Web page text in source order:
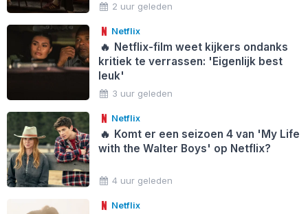
2 uur geleden
Netflix
🔥 Netflix-film weet kijkers ondanks
kritiek te verrassen: 'Eigenlijk best
leuk'
3 uur geleden
Netflix
🔥 Komt er een seizoen 4 van 'My Life
with the Walter Boys' op Netflix?
4 uur geleden
Netflix